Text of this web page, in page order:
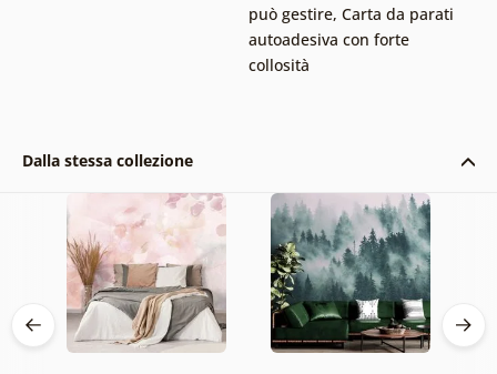
può gestire, Carta da parati
autoadesiva con forte
collosità
Dalla stessa collezione